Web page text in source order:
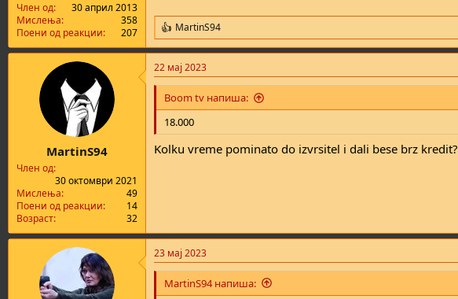
Член од
30 април 2013
Мислења
358
Поени од реакции
207
R
e
a
c
t
o
s
:
MartinS94
MartinS94
Член од
30 октомври 2021
Мислења
49
Поени од реакции
14
Возраст
32
22 мај 2023
Boom tv напиша:
18.000
Kolku vreme pominato do izvrsitel i dali bese brz kredit?
23 мај 2023
MartinS94 напиша: